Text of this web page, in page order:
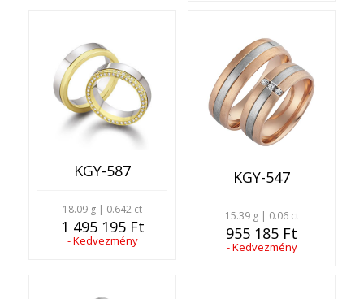
KGY-587
18.09 g | 0.642 ct
1 495 195 Ft
- Kedvezmény
KGY-547
15.39 g | 0.06 ct
955 185 Ft
- Kedvezmény